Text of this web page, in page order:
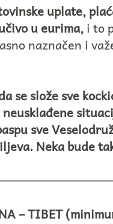
uplate,
u eurima,i to
naznačen i
se slože sve
sve
Neka bude
TIBET